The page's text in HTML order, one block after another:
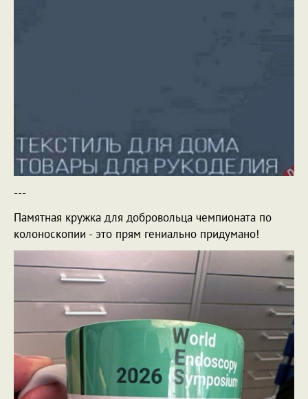
---
Памятная кружка для добровольца чемпионата по
колоноскопии - это прям гениально придумано!